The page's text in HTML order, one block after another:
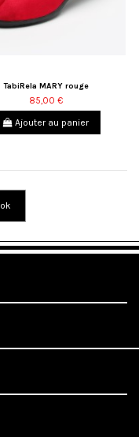
TabiRela MARY rouge
85,00 €
Ajouter au panier
ok